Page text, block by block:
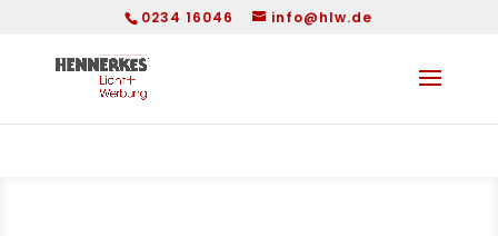
0234 16046 info@hlw.de